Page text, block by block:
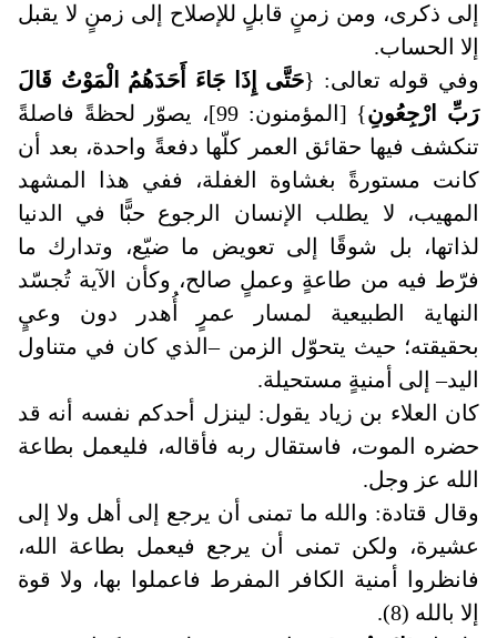
إلى ذكرى، ومن زمنٍ قابلٍ للإصلاح إلى زمنٍ لا يقبل
إلا الحساب.
وفي قوله تعالى: {حَتَّى إِذَا جَاءَ أَحَدَهُمُ الْمَوْتُ قَالَ
رَبِّ ارْجِعُونِ
} [المؤمنون: 99]، يصوّر لحظةً فاصلةً
تنكشف فيها حقائق العمر كلّها دفعةً واحدة، بعد أن
كانت مستورةً بغشاوة الغفلة، ففي هذا المشهد
المهيب، لا يطلب الإنسان الرجوع حبًّا في الدنيا
لذاتها، بل شوقًا إلى تعويض ما ضيّع، وتدارك ما
فرّط فيه من طاعةٍ وعملٍ صالح، وكأن الآية تُجسّد
النهاية الطبيعية لمسار عمرٍ أُهدر دون وعيٍ
بحقيقته؛ حيث يتحوّل الزمن –الذي كان في متناول
اليد– إلى أمنيةٍ مستحيلة.
كان العلاء بن زياد يقول: لينزل أحدكم نفسه أنه قد
حضره الموت، فاستقال ربه فأقاله، فليعمل بطاعة
الله عز وجل.
وقال قتادة: والله ما تمنى أن يرجع إلى أهل ولا إلى
عشيرة، ولكن تمنى أن يرجع فيعمل بطاعة الله،
فانظروا أمنية الكافر المفرط فاعملوا بها، ولا قوة
إلا بالله (8).